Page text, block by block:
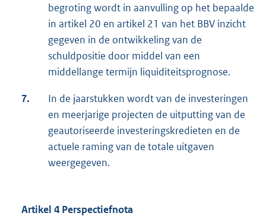
begroting wordt in aanvulling op het bepaalde
in artikel 20 en artikel 21 van het BBV inzicht
gegeven in de ontwikkeling van de
schuldpositie door middel van een
middellange termijn liquiditeitsprognose.
7.
In de jaarstukken wordt van de investeringen
en meerjarige projecten de uitputting van de
geautoriseerde investeringskredieten en de
actuele raming van de totale uitgaven
weergegeven.
Artikel 4 Perspectiefnota